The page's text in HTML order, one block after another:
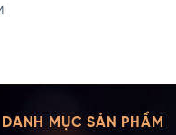
DANH MỤC SẢN PHẨM